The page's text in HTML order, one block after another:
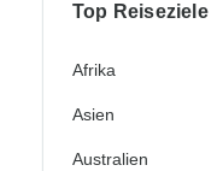
Top Reiseziele
Afrika
Asien
Australien